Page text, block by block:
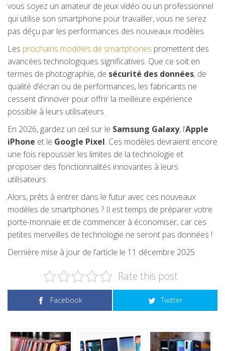
vous soyez un amateur de jeux vidéo ou un professionnel
qui utilise son smartphone pour travailler, vous ne serez
pas déçu par les performances des nouveaux modèles.
Les prochains modèles de smartphones promettent des
avancées technologiques significatives. Que ce soit en
termes de photographie, de sécurité des données, de
qualité d’écran ou de performances, les fabricants ne
cessent d’innover pour offrir la meilleure expérience
possible à leurs utilisateurs.
En 2026, gardez un œil sur le Samsung Galaxy, l’Apple
iPhone et le Google Pixel. Ces modèles devraient encore
une fois repousser les limites de la technologie et
proposer des fonctionnalités innovantes à leurs
utilisateurs.
Alors, prêts à entrer dans le futur avec ces nouveaux
modèles de smartphones ? Il est temps de préparer votre
porte-monnaie et de commencer à économiser, car ces
petites merveilles de technologie ne seront pas données !
Dernière mise à jour de l’article le 11 décembre 2025
Rate this post
Facebook Twitter